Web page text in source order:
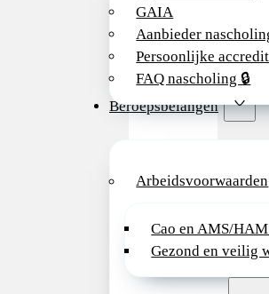
GAIA
Aanbieder
Persoonlijke
FAQ nascholing 🔒
Beroepsbelangen
Arbeidsvoorwaarden
Cao en AMS/
Gezond en veilig